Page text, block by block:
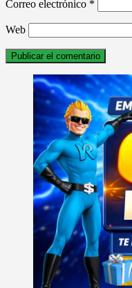
Correo electrónico *
Web